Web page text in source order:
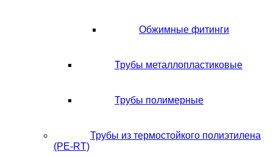
Обжимные фитинги
Трубы металлопластиковые
Трубы полимерные
Трубы из термостойкого полиэтилена
(PE-RT)